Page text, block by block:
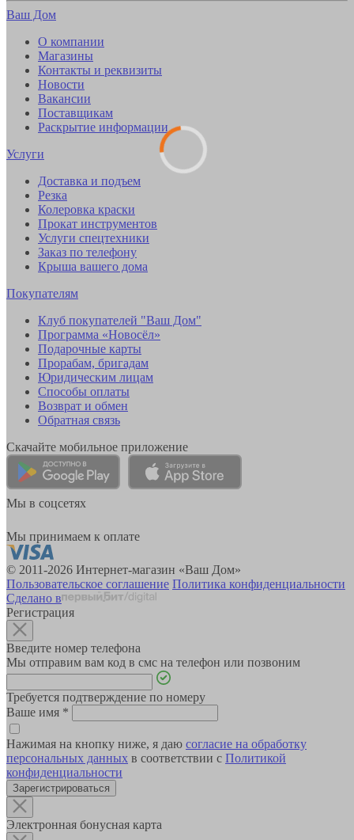
Ваш Дом
О компании
Магазины
Контакты и реквизиты
Новости
Вакансии
Поставщикам
Раскрытие информации
Услуги
Доставка и подъем
Резка
Колеровка краски
Прокат инструментов
Услуги спецтехники
Заказ по телефону
Крыша вашего дома
Покупателям
Клуб покупателей "Ваш Дом"
Программа «Новосёл»
Подарочные карты
Прорабам, бригадам
Юридическим лицам
Способы оплаты
Возврат и обмен
Обратная связь
Скачайте мобильное приложение
Мы в соцсетях
Мы принимаем к оплате
© 2011-2026 Интернет-магазин «Ваш Дом»
Пользовательское соглашение Политика конфиденциальности
Сделано в
Регистрация
Введите номер телефона
Мы отправим вам код в смс на телефон или позвоним
Требуется подтверждение по номеру
Ваше имя *
Нажимая на кнопку ниже, я даю согласие на обработку
персональных данных в соответствии с Политикой
конфиденциальности
Зарегистрироваться
Электронная бонусная карта